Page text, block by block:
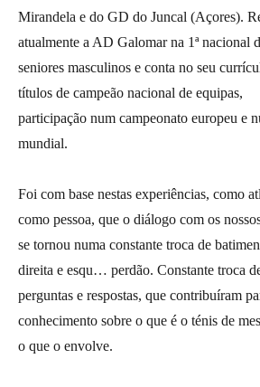
Mirandela e do GD do Juncal (Açores).
atualmente a AD Galomar na 1ª nacional
seniores masculinos e conta no seu
títulos de campeão nacional de equipas,
participação num campeonato europeu e
mundial.
Foi com base nestas experiências, como
como pessoa, que o diálogo com os
se tornou numa constante troca de
direita e esqu… perdão. Constante troca
perguntas e respostas, que contribuíram
conhecimento sobre o que é o ténis de
o que o envolve.